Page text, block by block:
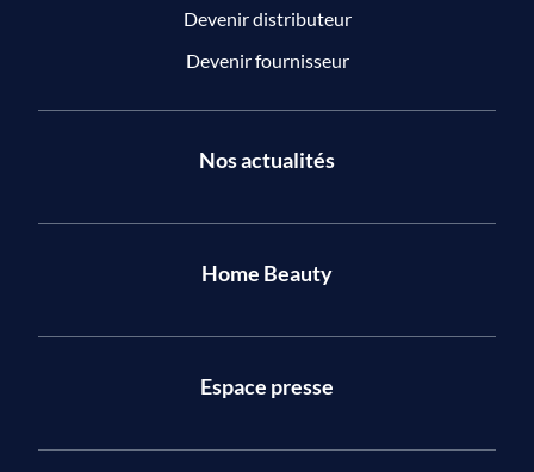
Devenir distributeur
Devenir fournisseur
Nos actualités
Home Beauty
Espace presse